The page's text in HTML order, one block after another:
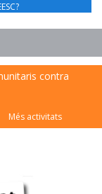
contra
Més activitats